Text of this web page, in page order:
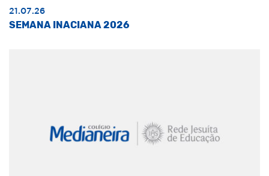
21.07.26
SEMANA INACIANA 2026